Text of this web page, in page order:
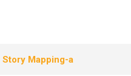
Story Mapping-a